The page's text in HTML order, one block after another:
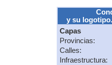
y su
Capas
Provincias:
Calles:
Infraestructura: